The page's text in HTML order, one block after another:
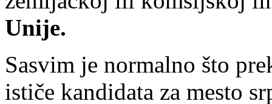
Unije.
Sasvim je normalno što
ističe kandidata za mesto